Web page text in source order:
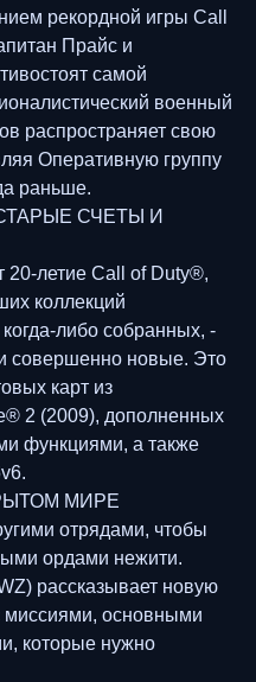
рекордной игры Call
Прайс и
самой
военный
распространяет свою
Оперативную группу
раньше.
СЧЕТЫ И
20-летие Call of Duty®,
коллекций
когда-либо собранных, -
совершенно новые. Это
карт из
2 (2009), дополненных
функциями, а также
МИРЕ
отрядами, чтобы
ордами нежити.
рассказывает новую
миссиями, основными
которые нужно